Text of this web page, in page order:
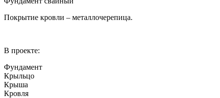
Покрытие кровли – металлочерепица.
В проекте:
Фундамент
Крыльцо
Крыша
Кровля